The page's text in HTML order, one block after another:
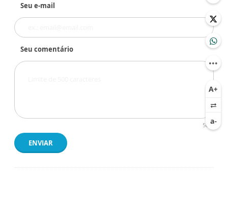
Seu e-mail
Seu comentário
500
ENVIAR